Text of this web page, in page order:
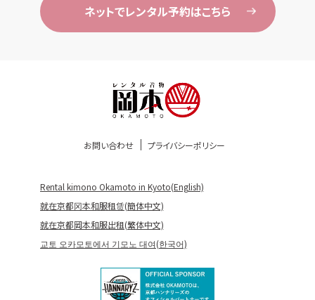
ネットでレンタル予約はこちら
お問い合わせ プライバシーポリシー
Rental kimono Okamoto in Kyoto(English)
就在京都冈本和服租赁(簡体中文)
就在京都岡本和服出租(繁体中文)
교토 오카모토에서 기모노 대여(한국어)